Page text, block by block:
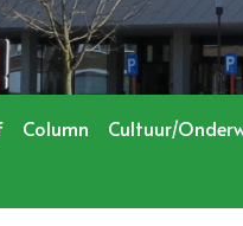
Column Cultuur/